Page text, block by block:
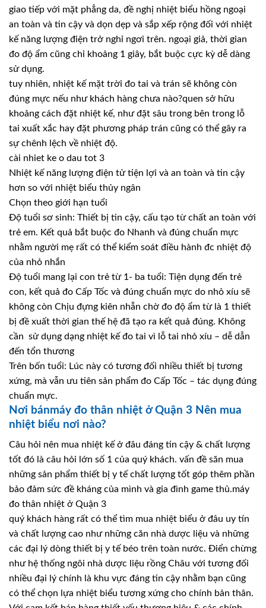
giao tiếp với mặt phẳng da, đề nghị nhiệt biểu hồng ngoại
an toàn và tin cậy và dọn dẹp và sắp xếp rộng đối với nhiệt
kế năng lượng điện trở nghỉ ngơi trên. ngoại giả, thời gian
đo độ ẩm cũng chỉ khoảng 1 giây, bắt buộc cực kỳ dễ dàng
sử dụng.
tuy nhiên, nhiệt kế mặt trời đo tai và trán sẽ không còn
đúng mực nếu như khách hàng chưa nào?quen sở hữu
khoảng cách đặt nhiệt kế, như đặt sâu trong bên trong lỗ
tai xuất xắc hay đặt phương pháp trán cũng có thể gây ra
sự chênh lệch về nhiệt độ.
cài nhiet ke o dau tot 3
Nhiệt kế năng lượng điện tử tiện lợi và an toàn và tin cậy
hơn so với nhiệt biểu thủy ngân
Chọn theo giới hạn tuổi
Độ tuổi sơ sinh: Thiết bị tin cậy, cấu tạo từ chất an toàn với
trẻ em. Kết quả bắt buộc đo Nhanh và đúng chuẩn mực
nhằm người mẹ rất có thể kiểm soát điều hành đc nhiệt độ
của nhỏ nhắn
Độ tuổi mang lại con trẻ từ 1- ba tuổi: Tiện dụng đến trẻ
con, kết quả đo Cấp Tốc và đúng chuẩn mực do nhỏ xíu sẽ
không còn Chịu đựng kiên nhẫn chờ đo độ ẩm từ là 1 thiết
bị đề xuất thời gian thế hệ đã tạo ra kết quả đúng. Không
cần sử dụng dạng nhiệt kế đo tai vì lỗ tai nhỏ xíu – dễ dẫn
đến tổn thương
Trên bốn tuổi: Lúc này có tương đối nhiều thiết bị tương
xứng, mà vẫn ưu tiên sản phẩm đo Cấp Tốc – tác dụng đúng
chuẩn mực.
Nơi bánmáy đo thân nhiệt ở Quận 3 Nên mua
nhiệt biểu nơi nào?
Câu hỏi nên mua nhiệt kế ở đâu đáng tin cậy & chất lượng
tốt đó là câu hỏi lớn số 1 của quý khách. vấn đề săn mua
những sản phẩm thiết bị y tế chất lượng tốt góp thêm phần
bảo đảm sức đề kháng của mình và gia đình game thủ.máy
đo thân nhiệt ở Quận 3
quý khách hàng rất có thể tìm mua nhiệt biểu ở đâu uy tín
và chất lượng cao như những căn nhà dược liệu và những
các đại lý dòng thiết bị y tế béo trên toàn nước. Điển chừng
như hệ thống ngôi nhà dược liệu rồng Châu với tương đối
nhiều đại lý chính là khu vực đáng tin cậy nhằm bạn cũng
có thể chọn lựa nhiệt biểu tương xứng cho chính bản thân.